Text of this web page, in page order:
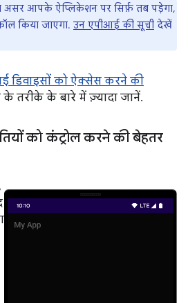
असर आपके ऐप्लिकेशन पर सिर्फ़ तब पड़ेगा,
किया जाएगा. उन एपीआई की सूची देखें
डिवाइसों को ऐक्सेस करने की
तरीके के बारे में ज़्यादा जानें.
को कंट्रोल करने की बेहतर